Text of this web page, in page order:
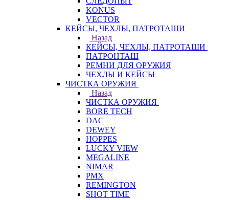
KONUS
VECTOR
КЕЙСЫ, ЧЕХЛЫ, ПАТРОТАШИ
Назад
КЕЙСЫ, ЧЕХЛЫ, ПАТРОТАШИ
ПАТРОНТАШ
РЕМНИ ДЛЯ ОРУЖИЯ
ЧЕХЛЫ И КЕЙСЫ
ЧИСТКА ОРУЖИЯ
Назад
ЧИСТКА ОРУЖИЯ
BORE TECH
DAC
DEWEY
HOPPES
LUCKY VIEW
MEGALINE
NIMAR
PMX
REMINGTON
SHOT TIME